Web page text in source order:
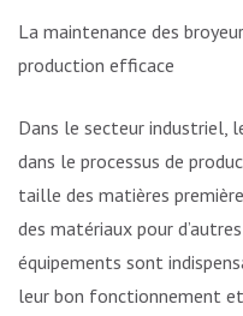
La maintenance des
production efficace
Dans le secteur industriel,
dans le processus de
taille des matières
des matériaux pour
équipements sont
leur bon fonctionnement